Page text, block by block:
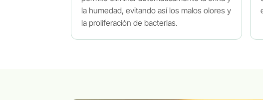
la humedad, evitando así los malos olores y
la proliferación de bacterias.